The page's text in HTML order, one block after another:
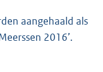
aangehaald als
2016’.